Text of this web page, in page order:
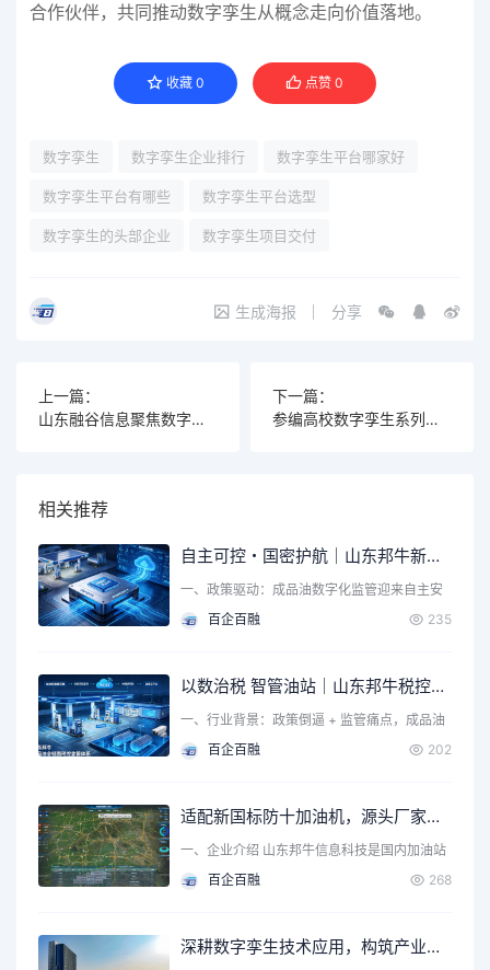
合作伙伴，共同推动数字孪生从概念走向价值落地。
收藏 0 点赞 0
数字孪生 数字孪生企业排行 数字孪生平台哪家好
数字孪生平台有哪些 数字孪生平台选型
数字孪生的头部企业 数字孪生项目交付
生成海报 分享
上一篇：
山东融谷信息聚焦数字孪生交付，低成本高质量领跑数字孪生项目落地
下一篇：
参编高校数字孪生系列教材，山东融谷彰显数字孪生技术硬核实力
相关推荐
自主可控・国密护航｜山东邦牛新一代加油站税控采集设备全面升级，筑牢成品油智慧监管安全底座
一、政策驱动：成品油数字化监管迎来自主安
全新要求 近年来，国…
百企百融 235
以数治税 智管油站｜山东邦牛税控软硬件一体化方案，筑牢成品油全链条监管防线
一、行业背景：政策倒逼 + 监管痛点，成品油
数字化税控已成刚…
百企百融 202
适配新国标防十加油机，源头厂家山东邦牛构建成品油智慧税控监管新范式
一、企业介绍 山东邦牛信息科技是国内加油站
数字化监管领域知名…
百企百融 268
深耕数字孪生技术应用，构筑产业规模化服务体系